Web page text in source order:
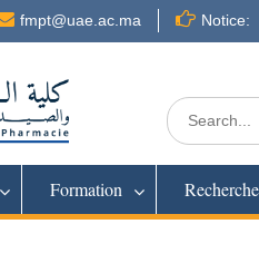
fmpt@uae.ac.ma Notice:
Search
for:
Formation